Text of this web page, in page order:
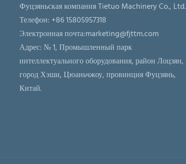
Фуцзяньская компания Tietuo Machinery Co., Ltd.
Телефон: +86 15805957318
Электронная почта:marketing@fjttm.com
Адрес: № 1, Промышленный парк
интеллектуального оборудования, район Лоцзян,
город Хэши, Цюаньчжоу, провинция Фуцзянь,
Китай.